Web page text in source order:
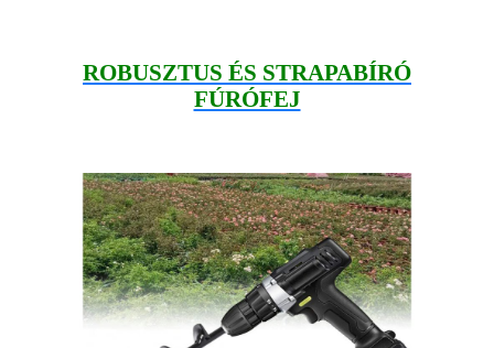
ROBUSZTUS ÉS STRAPABÍRÓ
FÚRÓFEJ